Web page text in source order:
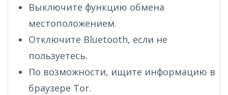
Выключите функцию обмена
местоположением.
Отключите Bluetooth, если не
пользуетесь.
По возможности, ищите информацию в
браузере Tor.